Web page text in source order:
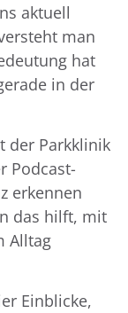
aktuell
man
hat
in der
der Parkklinik
Podcast-
erkennen
das hilft, mit
Alltag
Einblicke,